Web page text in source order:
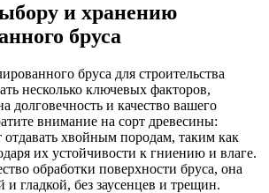
и хранению
бруса
бруса для строительства
несколько ключевых факторов,
долговечность и качество вашего
внимание на сорт древесины:
отдавать хвойным породам, таким как
их устойчивости к гниению и влаге.
обработки поверхности бруса, она
гладкой, без заусенцев и трещин.